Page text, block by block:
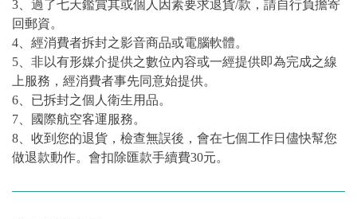
3、過了七天鑑賞其或個人因素要求退貨/款，請自行負擔寄
回郵資。
4、經消費者拆封之影音商品或電腦軟體。
5、非以有形媒介提供之數位內容或一經提供即為完成之線
上服務，經消費者事先同意始提供。
6、已拆封之個人衛生用品。
7、國際航空客運服務。
8、收到您的退貨，檢查無誤後，會在七個工作日儘快幫您
做退款動作。會扣除匯款手續費30元。